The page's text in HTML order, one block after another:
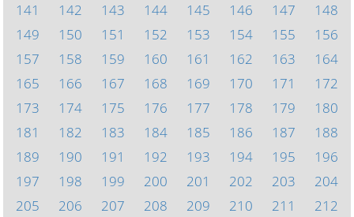
141
142 143 144 145 146 147
148
149
150 151 152 153 154 155
156
157
158 159 160 161 162 163
164
165
166 167 168 169 170 171
172
173
174 175 176 177 178 179
180
181
182 183 184 185 186 187
188
189
190 191 192 193 194 195
196
197
198 199 200 201 202 203
204
205
206 207 208 209 210 211
212